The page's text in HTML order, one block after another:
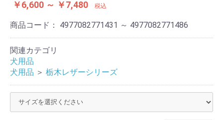
￥6,600 ～ ￥7,480 税込
商品コード： 4977082771431 ～ 4977082771486
関連カテゴリ
犬用品
犬用品 ＞ 栃木レザーシリーズ